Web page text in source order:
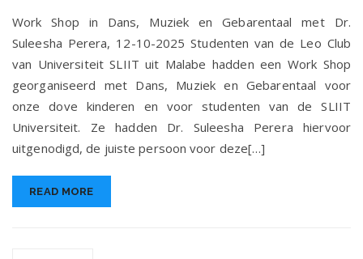
Muziek
en
met
Dr.
Suleesha
Perera,
12-
10-
Work Shop in Dans, Muziek en Gebarentaal met Dr.
Suleesha Perera, 12-10-2025 Studenten van de Leo Club
van Universiteit SLIIT uit Malabe hadden een Work Shop
georganiseerd met Dans, Muziek en Gebarentaal voor
onze dove kinderen en voor studenten van de SLIIT
Universiteit. Ze hadden Dr. Suleesha Perera hiervoor
uitgenodigd, de juiste persoon voor deze[…]
READ MORE